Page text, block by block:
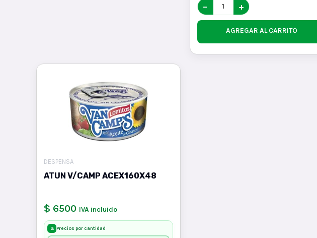
− +
AGREGAR AL CARRITO
DESPENSA
ATUN V/CAMP ACEX160X48
$ 6500 IVA incluido
% Precios por cantidad